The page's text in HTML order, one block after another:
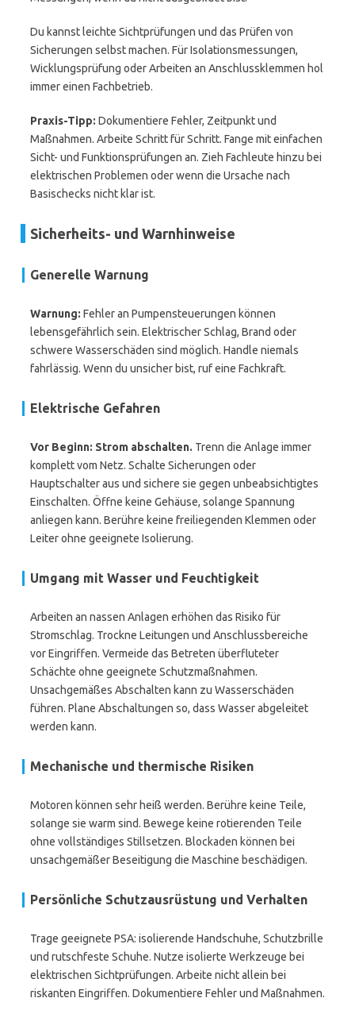
Du kannst leichte Sichtprüfungen und das Prüfen von
Sicherungen selbst machen. Für Isolationsmessungen,
Wicklungsprüfung oder Arbeiten an Anschlussklemmen hol
immer einen Fachbetrieb.
Praxis-Tipp: Dokumentiere Fehler, Zeitpunkt und
Maßnahmen. Arbeite Schritt für Schritt. Fange mit einfachen
Sicht- und Funktionsprüfungen an. Zieh Fachleute hinzu bei
elektrischen Problemen oder wenn die Ursache nach
Basischecks nicht klar ist.
Sicherheits- und Warnhinweise
Generelle Warnung
Warnung: Fehler an Pumpensteuerungen können
lebensgefährlich sein. Elektrischer Schlag, Brand oder
schwere Wasserschäden sind möglich. Handle niemals
fahrlässig. Wenn du unsicher bist, ruf eine Fachkraft.
Elektrische Gefahren
Vor Beginn: Strom abschalten. Trenn die Anlage immer
komplett vom Netz. Schalte Sicherungen oder
Hauptschalter aus und sichere sie gegen unbeabsichtigtes
Einschalten. Öffne keine Gehäuse, solange Spannung
anliegen kann. Berühre keine freiliegenden Klemmen oder
Leiter ohne geeignete Isolierung.
Umgang mit Wasser und Feuchtigkeit
Arbeiten an nassen Anlagen erhöhen das Risiko für
Stromschlag. Trockne Leitungen und Anschlussbereiche
vor Eingriffen. Vermeide das Betreten überfluteter
Schächte ohne geeignete Schutzmaßnahmen.
Unsachgemäßes Abschalten kann zu Wasserschäden
führen. Plane Abschaltungen so, dass Wasser abgeleitet
werden kann.
Mechanische und thermische Risiken
Motoren können sehr heiß werden. Berühre keine Teile,
solange sie warm sind. Bewege keine rotierenden Teile
ohne vollständiges Stillsetzen. Blockaden können bei
unsachgemäßer Beseitigung die Maschine beschädigen.
Persönliche Schutzausrüstung und Verhalten
Trage geeignete PSA: isolierende Handschuhe, Schutzbrille
und rutschfeste Schuhe. Nutze isolierte Werkzeuge bei
elektrischen Sichtprüfungen. Arbeite nicht allein bei
riskanten Eingriffen. Dokumentiere Fehler und Maßnahmen.